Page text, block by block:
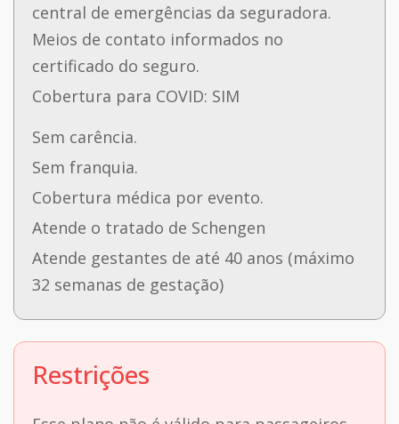
central de emergências da seguradora.
Meios de contato informados no
certificado do seguro.
Cobertura para COVID: SIM
Sem carência.
Sem franquia.
Cobertura médica por evento.
Atende o tratado de Schengen
Atende gestantes de até 40 anos (máximo
32 semanas de gestação)
Restrições